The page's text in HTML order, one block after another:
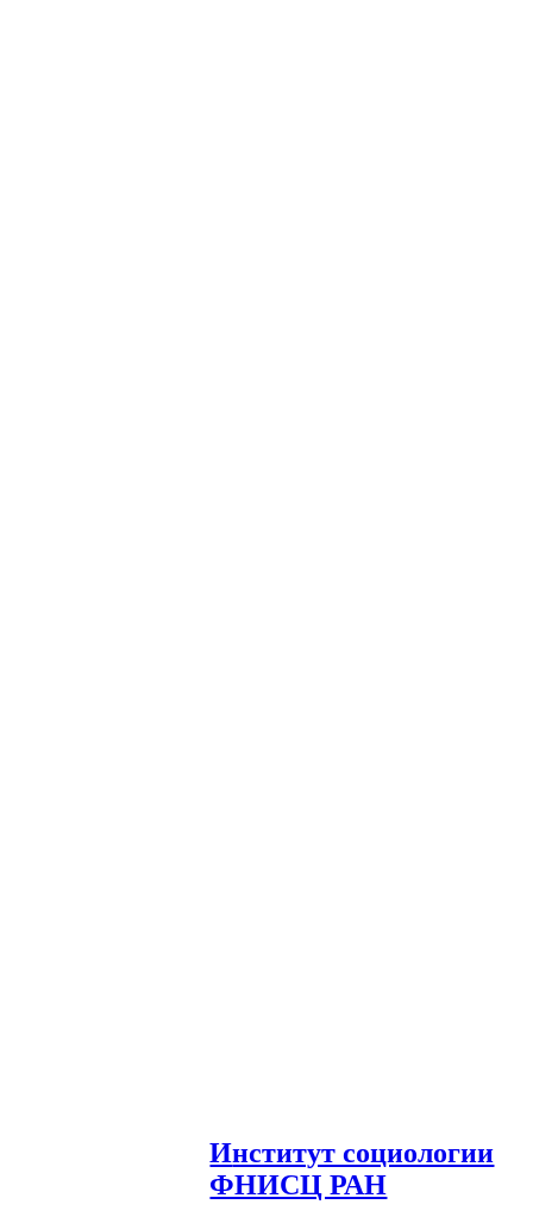
Институт социологии
ФНИСЦ РАН